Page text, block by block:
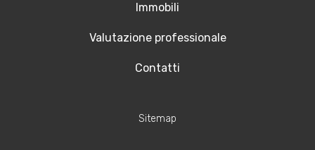
Immobili
Valutazione professionale
Contatti
Sitemap